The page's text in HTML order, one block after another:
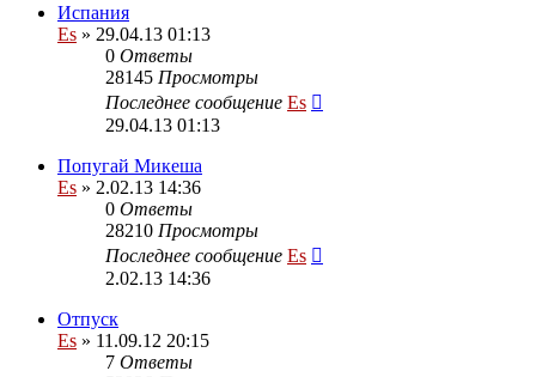
Испания
Es » 29.04.13 01:13
0 Ответы
28145 Просмотры
Последнее сообщение Es
29.04.13 01:13
Попугай Микеша
Es » 2.02.13 14:36
0 Ответы
28210 Просмотры
Последнее сообщение Es
2.02.13 14:36
Отпуск
Es » 11.09.12 20:15
7 Ответы